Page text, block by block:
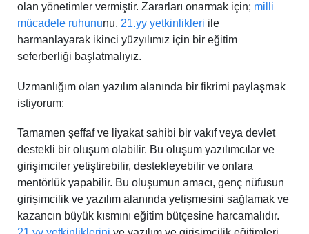
olan yönetimler vermiştir. Zararları onarmak için; milli
mücadele ruhununu, 21.yy yetkinlikleri ile
harmanlayarak ikinci yüzyılımız için bir eğitim
seferberliği başlatmalıyız.
Uzmanlığım olan yazılım alanında bir fikrimi paylaşmak
istiyorum:
Tamamen şeffaf ve liyakat sahibi bir vakıf veya devlet
destekli bir oluşum olabilir. Bu oluşum yazılımcılar ve
girişimciler yetiştirebilir, destekleyebilir ve onlara
mentörlük yapabilir. Bu oluşumun amacı, genç nüfusun
girișimcilik ve yazılım alanında yetișmesini sağlamak ve
kazancın büyük kısmını eğitim bütçesine harcamalıdır.